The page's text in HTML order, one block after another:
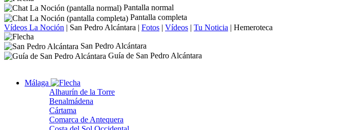
Pantalla normal
Pantalla completa
Vídeos La Noción | San Pedro Alcántara | Fotos | Vídeos | Tu Noticia | Hemeroteca
San Pedro Alcántara
Guía de San Pedro Alcántara
Málaga
Alhaurín de la Torre
Benalmádena
Cártama
Comarca de Antequera